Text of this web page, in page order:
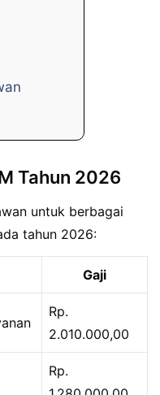
Tahun 2026
untuk berbagai
tahun 2026:
Gaji
Rp.
2.010.000,00
Rp.